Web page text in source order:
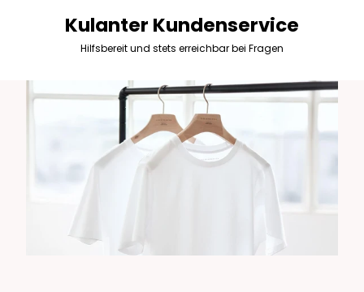
Kulanter Kundenservice
Hilfsbereit und stets erreichbar bei Fragen